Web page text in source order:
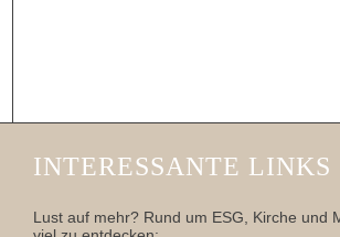
INTERESSANTE LINKS
Lust auf mehr? Rund um ESG, Kirche und